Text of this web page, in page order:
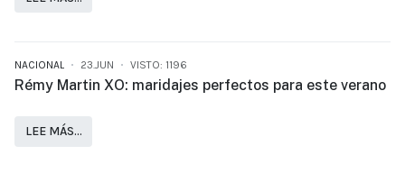
NACIONAL 23.JUN VISTO: 1196
Rémy Martin XO: maridajes perfectos para este verano
LEE MÁS…